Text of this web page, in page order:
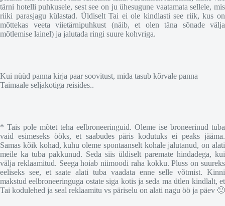
tärni hotelli puhkusele, sest see on ju ühesugune vaatamata sellele, mis
riiki parasjagu külastad. Üldiselt Tai ei ole kindlasti see riik, kus on
mõttekas veeta viietärnipuhkust (näib, et olen täna sõnade välja
mõtlemise lainel) ja jalutada ringi suure kohvriga.
Kui nüüd panna kirja paar soovitust, mida tasub kõrvale panna
Taimaale seljakotiga reisides..
* Tais pole mõtet teha eelbroneeringuid. Oleme ise broneerinud tuba
vaid esimeseks ööks, et saabudes päris kodutuks ei peaks jääma.
Samas kõik kohad, kuhu oleme spontaanselt kohale jalutanud, on alati
meile ka tuba pakkunud. Seda siis üldiselt paremate hindadega, kui
välja reklaamitud. Seega hoiab niimoodi raha kokku. Pluss on suureks
eeliseks see, et saate alati tuba vaadata enne selle võtmist. Kinni
makstud eelbroneeringuga ostate siga kotis ja seda ma ütlen kindlalt, et
Tai kodulehed ja seal reklaamitu vs päriselu on alati nagu öö ja päev 🙂